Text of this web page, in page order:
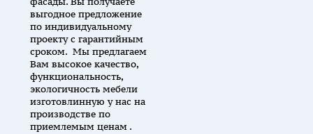
выгодное предложение
по индивидуальному
проекту с гарантийным
сроком. Мы предлагаем
Вам высокое качество,
функциональность,
экологичность мебели
изготовлинную у нас на
производстве по
приемлемым ценам .